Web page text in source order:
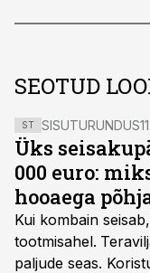
SEOTUD
ST SISUTURUNDUS
Üks
000 euro:
hooaega
Kui kombain
tootmisahel.
paljude seas.